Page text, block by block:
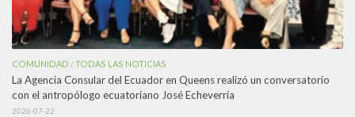
COMUNIDAD /TODAS LAS NOTICIAS
La Agencia Consular del Ecuador en Queens realizó un conversatorio
con el antropólogo ecuatoriano José Echeverría
2026-07-22